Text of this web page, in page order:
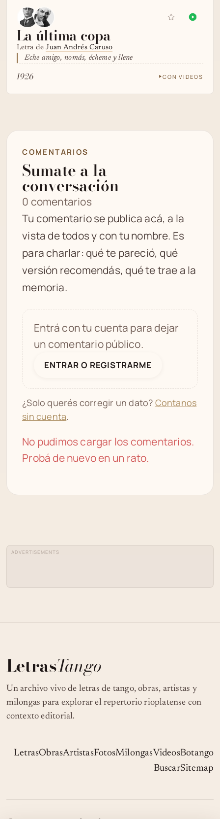
La última copa
Letra deJuan Andrés Caruso
Eche amigo, nomás, écheme y llene
1926 CON VIDEOS
COMENTARIOS
Sumate a la
conversación
0 comentarios
Tu comentario se publica acá, a la
vista de todos y con tu nombre. Es
para charlar: qué te pareció, qué
versión recomendás, qué te trae a la
memoria.
Entrá con tu cuenta para dejar
un comentario público.
ENTRAR O REGISTRARME
¿Solo querés corregir un dato? Contanos
sin cuenta.
No pudimos cargar los comentarios.
Probá de nuevo en un rato.
ADVERTISEMENTS
LetrasTango
Un archivo vivo de letras de tango, obras, artistas y
milongas para explorar el repertorio rioplatense con
contexto editorial.
LetrasObrasArtistasFotosMilongasVideosBotango
BuscarSitemap